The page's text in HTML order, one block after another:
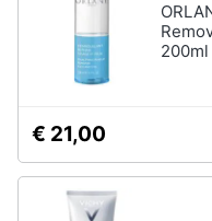
200ml
€ 21,00